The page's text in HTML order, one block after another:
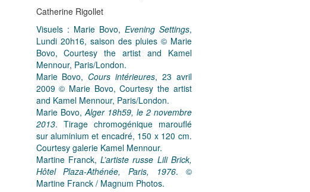
Catherine Rigollet
Visuels : Marie Bovo, Evening Settings,
Lundi 20h16, saison des pluies © Marie
Bovo, Courtesy the artist and Kamel
Mennour, Paris/London.
Marie Bovo, Cours intérieures, 23 avril
2009 © Marie Bovo, Courtesy the artist
and Kamel Mennour, Paris/London.
Marie Bovo,Alger 18h59, le 2 novembre
2013. Tirage chromogénique marouflé
sur aluminium et encadré, 150 x 120 cm.
Courtesy galerie Kamel Mennour.
Martine Franck,L’artiste russe Lili Brick,
Hôtel Plaza-Athénée, Paris, 1976. ©
Martine Franck / Magnum Photos.